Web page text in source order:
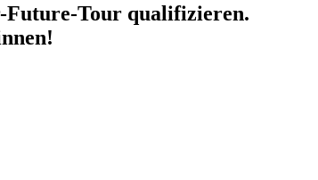
Future-Tour qualifizieren.